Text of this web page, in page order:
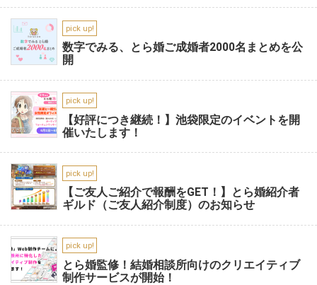
pick up!
数字でみる、とら婚ご成婚者2000名まとめを公
開
pick up!
【好評につき継続！】池袋限定のイベントを開
催いたします！
pick up!
【ご友人ご紹介で報酬をGET！】とら婚紹介者
ギルド（ご友人紹介制度）のお知らせ
pick up!
とら婚監修！結婚相談所向けのクリエイティブ
制作サービスが開始！